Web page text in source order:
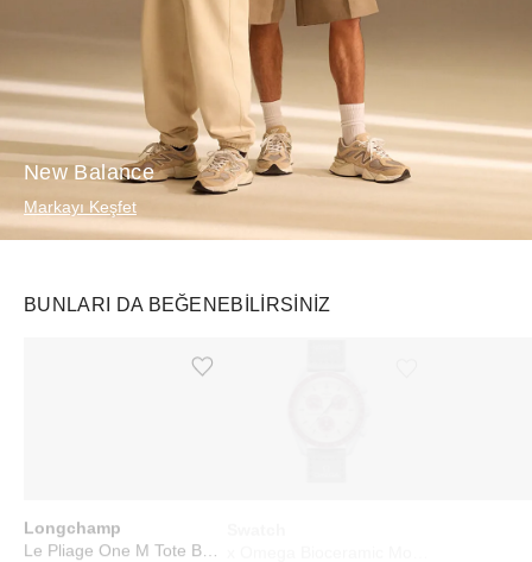
New Balance
Markayı Keşfet
BUNLARI DA BEĞENEBILIRSINIZ
Longchamp
Ürünü istek listesine ekle veya listeden çıkar